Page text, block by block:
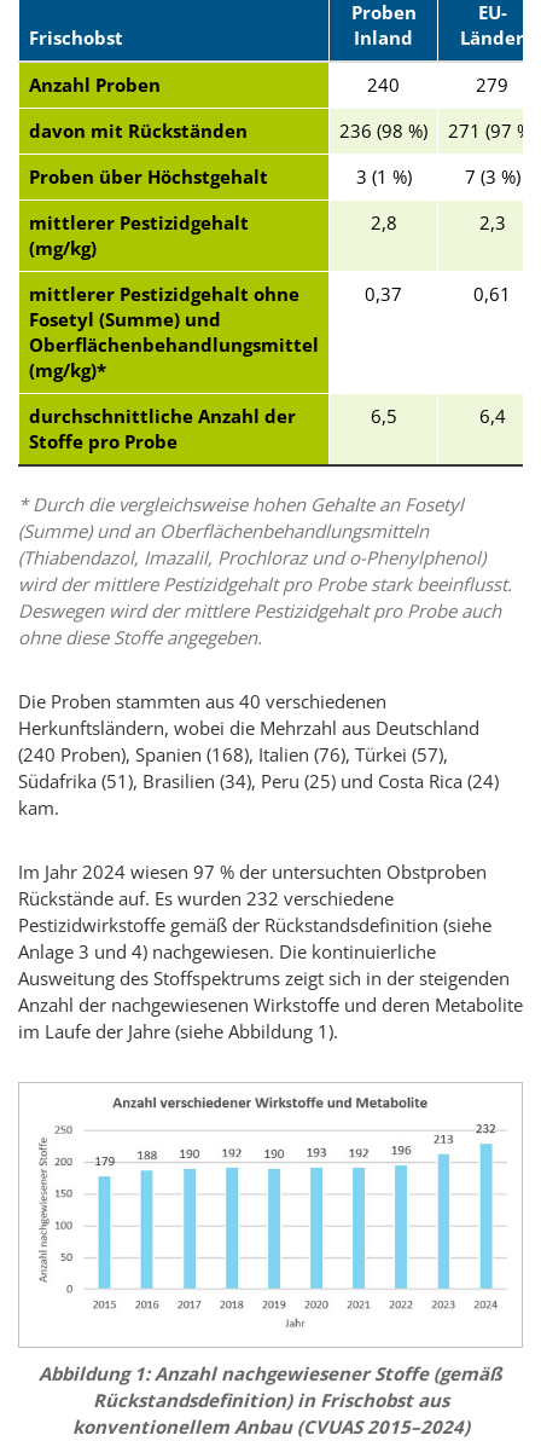
Frischobst
Proben
Inland
EU-
Länder
Anzahl Proben
240
279
davon mit Rückständen
236 (98 %)
271 (97 %)
Proben über Höchstgehalt
3 (1 %)
7 (3 %)
mittlerer Pestizidgehalt
(mg/kg)
2,8 2,3
mittlerer Pestizidgehalt ohne
Fosetyl (Summe) und
Oberflächenbehandlungsmittel
(mg/kg)*
0,37 0,61
durchschnittliche Anzahl der
Stoffe pro Probe
6,5 6,4
* Durch die vergleichsweise hohen Gehalte an Fosetyl
(Summe) und an Oberflächenbehandlungsmitteln
(Thiabendazol, Imazalil, Prochloraz und o-Phenylphenol)
wird der mittlere Pestizidgehalt pro Probe stark beeinflusst.
Deswegen wird der mittlere Pestizidgehalt pro Probe auch
ohne diese Stoffe angegeben.
Die Proben stammten aus 40 verschiedenen
Herkunftsländern, wobei die Mehrzahl aus Deutschland
(240 Proben), Spanien (168), Italien (76), Türkei (57),
Südafrika (51), Brasilien (34), Peru (25) und Costa Rica (24)
kam.
Im Jahr 2024 wiesen 97 % der untersuchten Obstproben
Rückstände auf. Es wurden 232 verschiedene
Pestizidwirkstoffe gemäß der Rückstandsdefinition (siehe
Anlage 3 und 4) nachgewiesen. Die kontinuierliche
Ausweitung des Stoffspektrums zeigt sich in der steigenden
Anzahl der nachgewiesenen Wirkstoffe und deren Metabolite
im Laufe der Jahre (siehe Abbildung 1).
Abbildung 1: Anzahl nachgewiesener Stoffe (gemäß
Rückstandsdefinition) in Frischobst aus
konventionellem Anbau (CVUAS 2015–2024)